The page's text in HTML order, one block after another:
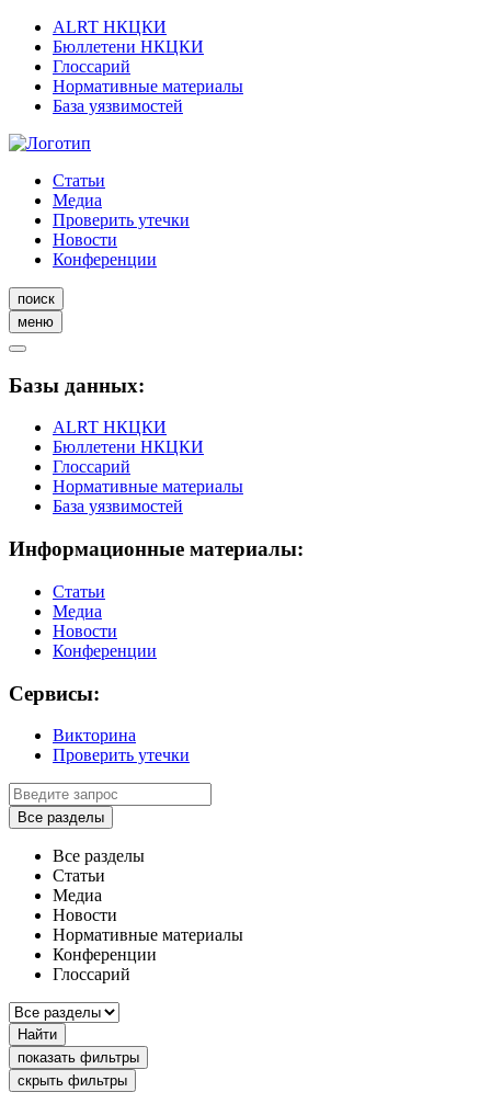
ALRT НКЦКИ
Бюллетени НКЦКИ
Глоссарий
Нормативные материалы
База уязвимостей
Статьи
Медиа
Проверить утечки
Новости
Конференции
поиск
меню
Базы данных:
ALRT НКЦКИ
Бюллетени НКЦКИ
Глоссарий
Нормативные материалы
База уязвимостей
Информационные материалы:
Статьи
Медиа
Новости
Конференции
Сервисы:
Викторина
Проверить утечки
Все разделы
Все разделы
Статьи
Медиа
Новости
Нормативные материалы
Конференции
Глоссарий
Найти
показать фильтры
скрыть фильтры